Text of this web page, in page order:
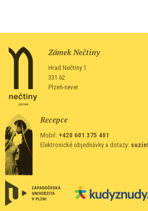
Zámek Nečtiny
Hrad Nečtiny 1
331 62
Plzeň-sever
Recepce
Mobil: +420 601 375 401
Elektronické objednávky a dotazy: